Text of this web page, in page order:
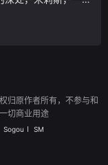
医者之梦。她以卓
学交流的大门。在
归原作者所有，不参与和
切商业用途
Sogou SM